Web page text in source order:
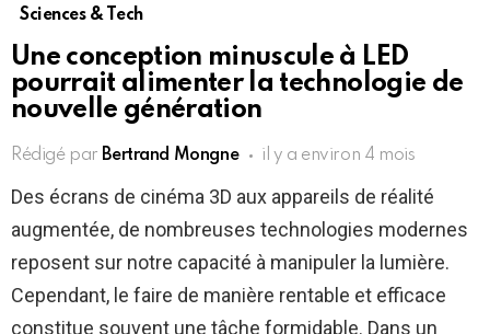
Sciences & Tech
Une conception minuscule à LED
pourrait alimenter la technologie de
nouvelle génération
Rédigé par Bertrand Mongne il y a environ 4 mois
Des écrans de cinéma 3D aux appareils de réalité
augmentée, de nombreuses technologies modernes
reposent sur notre capacité à manipuler la lumière.
Cependant, le faire de manière rentable et efficace
constitue souvent une tâche formidable. Dans un